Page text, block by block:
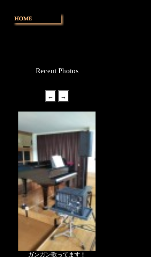
Recent Photos
ガンガン歌ってます！